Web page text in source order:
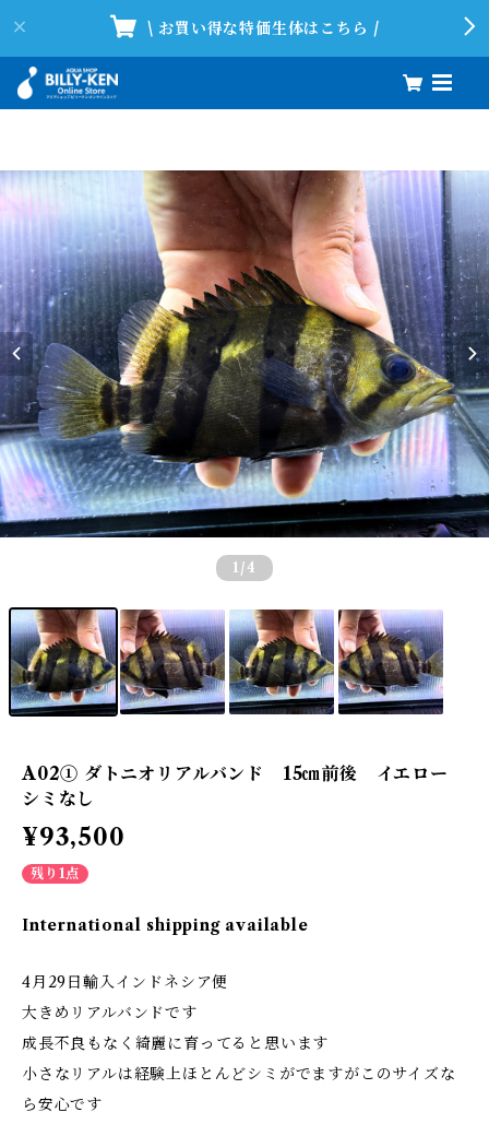
\ お買い得な特価生体はこちら /
1 /4
A02① ダトニオリアルバンド 15㎝前後 イエロー
シミなし
¥93,500
残り1点
International shipping available
4月29日輸入インドネシア便
大きめリアルバンドです
成長不良もなく綺麗に育ってると思います
小さなリアルは経験上ほとんどシミがでますがこのサイズな
ら安心です